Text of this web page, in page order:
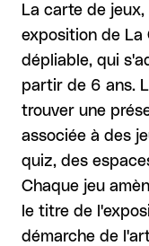
La carte de
exposition de La
dépliable, qui
partir de 6 ans.
trouver une
associée à des
quiz, des
Chaque jeu
le titre de
démarche de